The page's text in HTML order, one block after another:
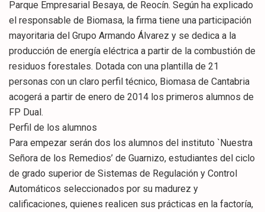
Parque Empresarial Besaya, de Reocín. Según ha explicado
el responsable de Biomasa, la firma tiene una participación
mayoritaria del Grupo Armando Álvarez y se dedica a la
producción de energía eléctrica a partir de la combustión de
residuos forestales. Dotada con una plantilla de 21
personas con un claro perfil técnico, Biomasa de Cantabria
acogerá a partir de enero de 2014 los primeros alumnos de
FP Dual.
Perfil de los alumnos
Para empezar serán dos los alumnos del instituto `Nuestra
Señora de los Remedios’ de Guarnizo, estudiantes del ciclo
de grado superior de Sistemas de Regulación y Control
Automáticos seleccionados por su madurez y
calificaciones, quienes realicen sus prácticas en la factoría,